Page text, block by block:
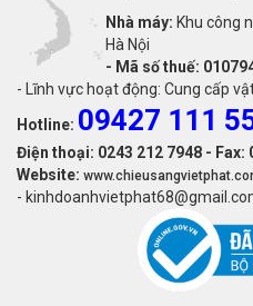
Nhà máy: Khu công
Hà Nội
- Mã số thuế:
- Lĩnh vực hoạt động: Cung cấp
Hotline: 09427 111
Điện thoại: 0243 212 7948 - Fax:
Website:
-